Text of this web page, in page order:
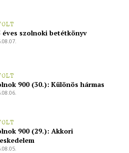
éves szolnoki betétkönyv
900 (30.): Különös hármas
900 (29.): Akkori